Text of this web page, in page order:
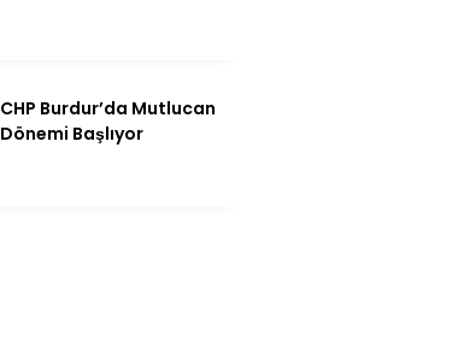
CHP Burdur’da Mutlucan
Dönemi Başlıyor